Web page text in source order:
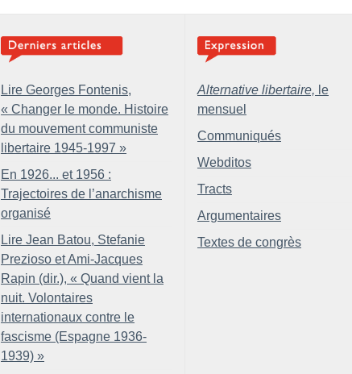
Lire Georges Fontenis,
« Changer le monde. Histoire
du mouvement communiste
libertaire 1945-1997 »
En 1926... et 1956 :
Trajectoires de l’anarchisme
organisé
Lire Jean Batou, Stefanie
Prezioso et Ami-Jacques
Rapin (dir.), « Quand vient la
nuit. Volontaires
internationaux contre le
fascisme (Espagne 1936-
1939) »
Alternative libertaire, le
mensuel
Communiqués
Webditos
Tracts
Argumentaires
Textes de congrès